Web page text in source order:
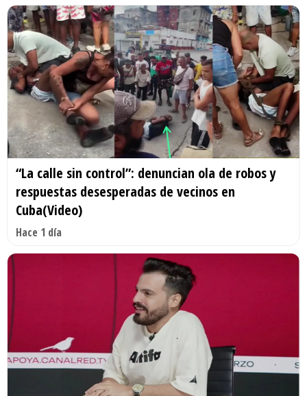
“La calle sin control”: denuncian ola de robos y
respuestas desesperadas de vecinos en
Cuba(Video)
Hace 1 día